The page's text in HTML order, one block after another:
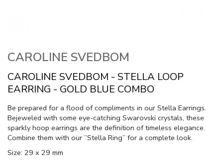
CAROLINE SVEDBOM
CAROLINE SVEDBOM - STELLA LOOP
EARRING - GOLD BLUE COMBO
Be prepared for a flood of compliments in our Stella Earrings.
Bejeweled with some eye-catching Swarovski crystals, these
sparkly hoop earrings are the definition of timeless elegance.
Combine them with our ”Stella Ring” for a complete look.
Size: 29 x 29 mm